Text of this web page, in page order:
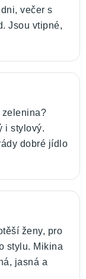
večer s
Jsou vtipné,
zelenina?
i stylový.
dobré jídlo
ženy, pro
stylu. Mikina
jasná a